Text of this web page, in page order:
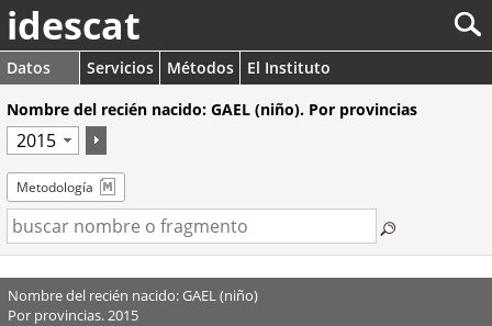
idescat
Datos Servicios Métodos
El Instituto
Nombre del recién nacido: GAEL (niño). Por provincias
Metodología
Nombre del recién nacido: GAEL (niño)
Por provincias. 2015